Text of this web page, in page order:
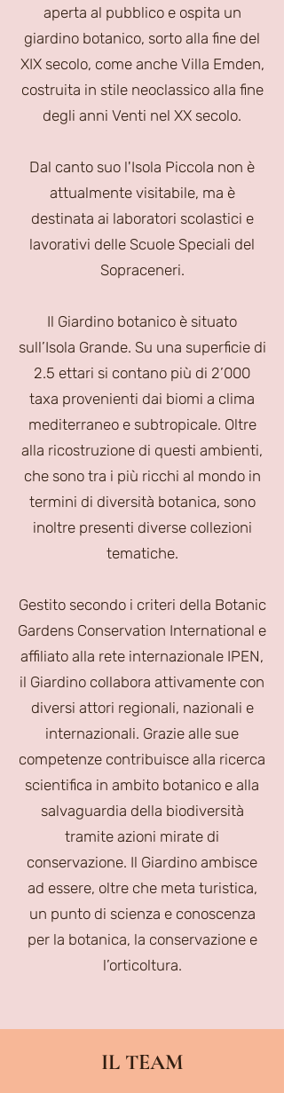
aperta al pubblico e ospita un
giardino botanico, sorto alla fine del
XIX secolo, come anche Villa Emden,
costruita in stile neoclassico alla fine
degli anni Venti nel XX secolo.
Dal canto suo l'Isola Piccola non è
attualmente visitabile, ma è
destinata ai laboratori scolastici e
lavorativi delle Scuole Speciali del
Sopraceneri.
Il Giardino botanico è situato
sull’Isola Grande. Su una superficie di
2.5 ettari si contano più di 2’000
taxa provenienti dai biomi a clima
mediterraneo e subtropicale. Oltre
alla ricostruzione di questi ambienti,
che sono tra i più ricchi al mondo in
termini di diversità botanica, sono
inoltre presenti diverse collezioni
tematiche.
Gestito secondo i criteri della Botanic
Gardens Conservation International e
affiliato alla rete internazionale IPEN,
il Giardino collabora attivamente con
diversi attori regionali, nazionali e
internazionali. Grazie alle sue
competenze contribuisce alla ricerca
scientifica in ambito botanico e alla
salvaguardia della biodiversità
tramite azioni mirate di
conservazione. Il Giardino ambisce
ad essere, oltre che meta turistica,
un punto di scienza e conoscenza
per la botanica, la conservazione e
l’orticoltura.
IL TEAM